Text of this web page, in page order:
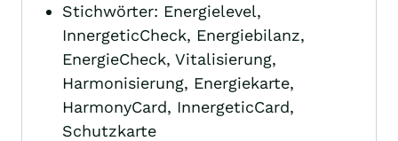
Stichwörter: Energielevel,
InnergeticCheck, Energiebilanz,
EnergieCheck, Vitalisierung,
Harmonisierung, Energiekarte,
HarmonyCard, InnergeticCard,
Schutzkarte